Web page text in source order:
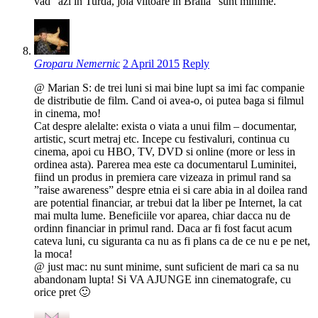
Groparu Nemernic 2 April 2015 Reply
@ Marian S: de trei luni si mai bine lupt sa imi fac companie
de distributie de film. Cand oi avea-o, oi putea baga si filmul
in cinema, mo!
Cat despre alelalte: exista o viata a unui film – documentar,
artistic, scurt metraj etc. Incepe cu festivaluri, continua cu
cinema, apoi cu HBO, TV, DVD si online (more or less in
ordinea asta). Parerea mea este ca documentarul Luminitei,
fiind un produs in premiera care vizeaza in primul rand sa
”raise awareness” despre etnia ei si care abia in al doilea rand
are potential financiar, ar trebui dat la liber pe Internet, la cat
mai multa lume. Beneficiile vor aparea, chiar dacca nu de
ordinn financiar in primul rand. Daca ar fi fost facut acum
cateva luni, cu siguranta ca nu as fi plans ca de ce nu e pe net,
la moca!
@ just mac: nu sunt minime, sunt suficient de mari ca sa nu
abandonam lupta! Si VA AJUNGE inn cinematografe, cu
orice pret 🙂